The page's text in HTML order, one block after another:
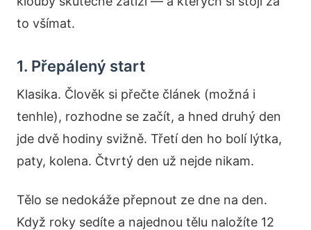
to všímat.
1. Přepálený start
Klasika. Člověk si přečte článek (možná i
tenhle), rozhodne se začít, a hned druhý den
jde dvě hodiny svižně. Třetí den ho bolí lýtka,
paty, kolena. Čtvrtý den už nejde nikam.
Tělo se nedokáže přepnout ze dne na den.
Když roky sedíte a najednou tělu naložíte 12